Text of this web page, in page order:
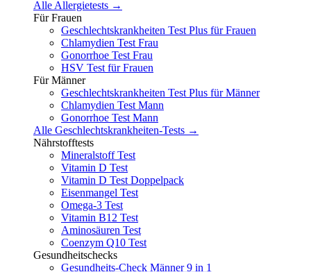
Alle Allergietests →
Für Frauen
Geschlechtskrankheiten Test Plus für Frauen
Chlamydien Test Frau
Gonorrhoe Test Frau
HSV Test für Frauen
Für Männer
Geschlechtskrankheiten Test Plus für Männer
Chlamydien Test Mann
Gonorrhoe Test Mann
Alle Geschlechtskrankheiten-Tests →
Nährstofftests
Mineralstoff Test
Vitamin D Test
Vitamin D Test Doppelpack
Eisenmangel Test
Omega-3 Test
Vitamin B12 Test
Aminosäuren Test
Coenzym Q10 Test
Gesundheitschecks
Gesundheits-Check Männer 9 in 1